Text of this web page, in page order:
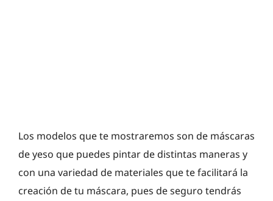
Los modelos que te mostraremos son de máscaras
de yeso que puedes pintar de distintas maneras y
con una variedad de materiales que te facilitará la
creación de tu máscara, pues de seguro tendrás